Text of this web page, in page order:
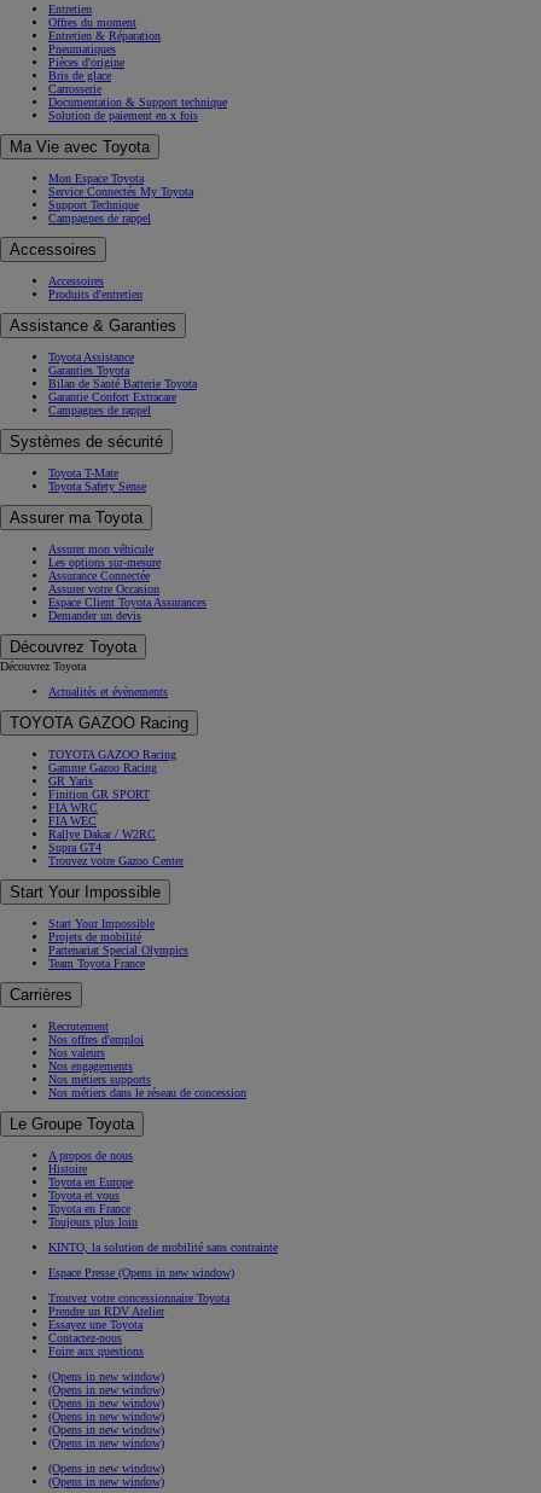
Entretien
Offres du moment
Entretien & Réparation
Pneumatiques
Pièces d'origine
Bris de glace
Carrosserie
Documentation & Support technique
Solution de paiement en x fois
Ma Vie avec Toyota
Mon Espace Toyota
Service Connectés My Toyota
Support Technique
Campagnes de rappel
Accessoires
Accessoires
Produits d'entretien
Assistance & Garanties
Toyota Assistance
Garanties Toyota
Bilan de Santé Batterie Toyota
Garantie Confort Extracare
Campagnes de rappel
Systèmes de sécurité
Toyota T-Mate
Toyota Safety Sense
Assurer ma Toyota
Assurer mon véhicule
Les options sur-mesure
Assurance Connectée
Assurer votre Occasion
Espace Client Toyota Assurances
Demander un devis
Découvrez Toyota
Découvrez Toyota
Actualités et évènements
TOYOTA GAZOO Racing
TOYOTA GAZOO Racing
Gamme Gazoo Racing
GR Yaris
Finition GR SPORT
FIA WRC
FIA WEC
Rallye Dakar / W2RC
Supra GT4
Trouvez votre Gazoo Center
Start Your Impossible
Start Your Impossible
Projets de mobilité
Partenariat Special Olympics
Team Toyota France
Carrières
Recrutement
Nos offres d'emploi
Nos valeurs
Nos engagements
Nos métiers supports
Nos métiers dans le réseau de concession
Le Groupe Toyota
A propos de nous
Histoire
Toyota en Europe
Toyota et vous
Toyota en France
Toujours plus loin
KINTO, la solution de mobilité sans contrainte
Espace Presse (Opens in new window)
Trouvez votre concessionnaire Toyota
Prendre un RDV Atelier
Essayez une Toyota
Contactez-nous
Foire aux questions
(Opens in new window)
(Opens in new window)
(Opens in new window)
(Opens in new window)
(Opens in new window)
(Opens in new window)
(Opens in new window)
(Opens in new window)